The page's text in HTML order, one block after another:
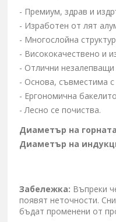
- Премиум, здрав и
- Изработен от лят
- Многослойна
- Висококачествено и
- Отлични незалепващи
- Основа, съвместима
- Ергономична
- Лесно се почиства.
Диаметър на
Диаметър на
Забележка: Въпреки
появят неточности.
бъдат променени от